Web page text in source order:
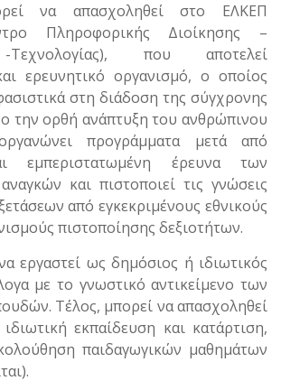
να απασχοληθεί στο ΕΛΚΕΠ
Πληροφορικής Διοίκησης –
Τεχνολογίας), που αποτελεί
ερευνητικό οργανισμό, ο οποίος
στη διάδοση της σύγχρονης
την ορθή ανάπτυξη του ανθρώπινου
προγράμματα μετά από
εμπεριστατωμένη έρευνα των
και πιστοποιεί τις γνώσεις
από εγκεκριμένους εθνικούς
πιστοποίησης δεξιοτήτων.
εργαστεί ως δημόσιος ή ιδιωτικός
με το γνωστικό αντικείμενο των
Τέλος, μπορεί να απασχοληθεί
εκπαίδευση και κατάρτιση,
παιδαγωγικών μαθημάτων